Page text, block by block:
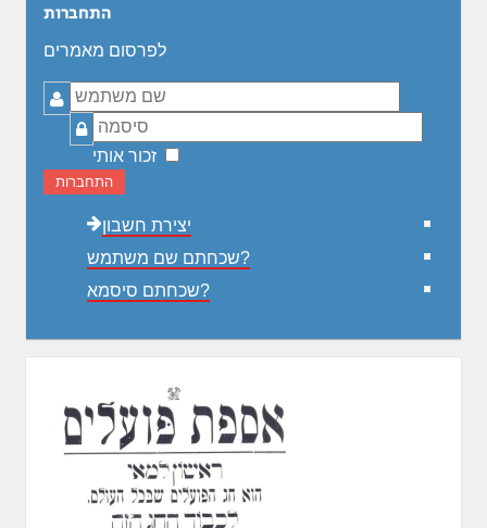
התחברות
לפרסום מאמרים
שם
משתמש
סיסמה
זכור אותי
התחברות
יצירת חשבון
שכחתם שם משתמש?
שכחתם סיסמא?